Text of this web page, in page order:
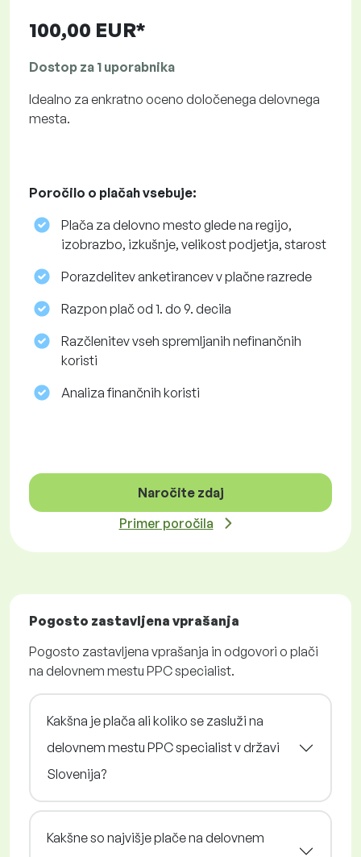
100,00 EUR*
Dostop za 1 uporabnika
Idealno za enkratno oceno določenega delovnega
mesta.
Poročilo o plačah vsebuje:
Plača za delovno mesto glede na regijo,
izobrazbo, izkušnje, velikost podjetja, starost
Porazdelitev anketirancev v plačne razrede
Razpon plač od 1. do 9. decila
Razčlenitev vseh spremljanih nefinančnih
koristi
Analiza finančnih koristi
Naročite zdaj
Primer poročila
Pogosto zastavljena vprašanja
Pogosto zastavljena vprašanja in odgovori o plači
na delovnem mestu PPC specialist.
Kakšna je plača ali koliko se zasluži na
delovnem mestu PPC specialist v državi
Slovenija?
Kakšne so najvišje plače na delovnem